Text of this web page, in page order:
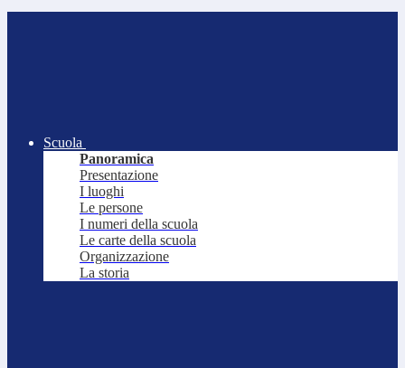
Scuola
Panoramica
Presentazione
I luoghi
Le persone
I numeri della scuola
Le carte della scuola
Organizzazione
La storia